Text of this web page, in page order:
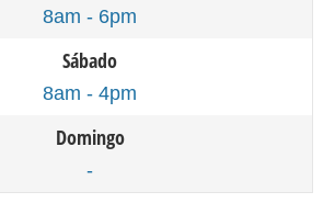
8am - 6pm
Sábado
8am - 4pm
Domingo
-